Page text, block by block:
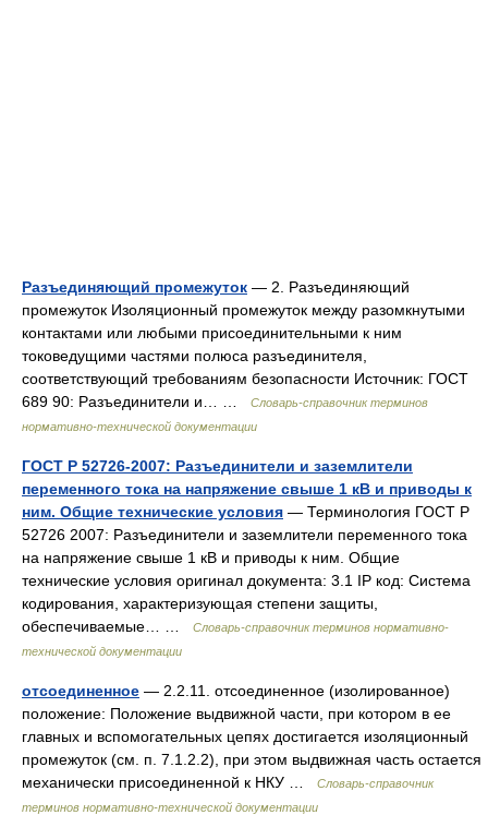
Разъединяющий промежуток — 2. Разъединяющий
промежуток Изоляционный промежуток между разомкнутыми
контактами или любыми присоединительными к ним
токоведущими частями полюса разъединителя,
соответствующий требованиям безопасности Источник: ГОСТ
689 90: Разъединители и… …
Словарь-справочник терминов
нормативно-технической документации
ГОСТ Р 52726-2007: Разъединители и заземлители
переменного тока на напряжение свыше 1 кВ и приводы к
ним. Общие технические условия — Терминология ГОСТ Р
52726 2007: Разъединители и заземлители переменного тока
на напряжение свыше 1 кВ и приводы к ним. Общие
технические условия оригинал документа: 3.1 IP код: Система
кодирования, характеризующая степени защиты,
обеспечиваемые… …
Словарь-справочник терминов нормативно-
технической документации
отсоединенное — 2.2.11. отсоединенное (изолированное)
положение: Положение выдвижной части, при котором в ее
главных и вспомогательных цепях достигается изоляционный
промежуток (см. п. 7.1.2.2), при этом выдвижная часть остается
механически присоединенной к НКУ …
Словарь-справочник
терминов нормативно-технической документации